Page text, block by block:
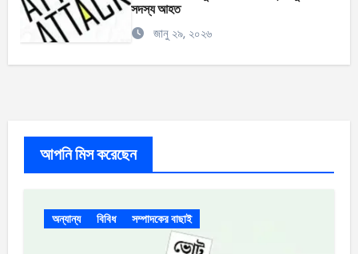
সদস্য আহত
জানু ২৯, ২০২৬
আপনি মিস করেছেন
অন্যান্য বিবিধ সম্পাদকের বাছাই